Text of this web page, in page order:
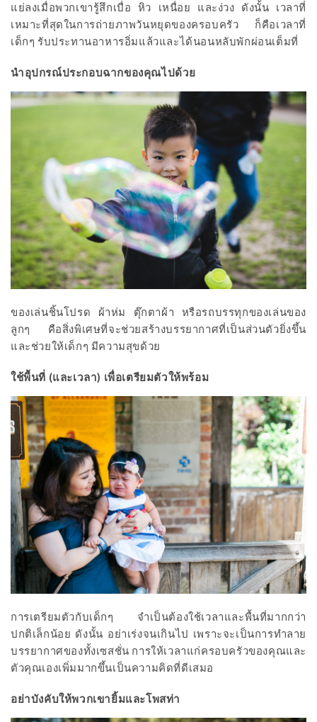
แย่ลงเมื่อพวกเขารู้สึกเบื่อ หิว เหนื่อย และง่วง ดังนั้น เวลาที่
เหมาะที่สุดในการถ่ายภาพวันหยุดของครอบครัว ก็คือเวลาที่
เด็กๆ รับประทานอาหารอิ่มแล้วและได้นอนหลับพักผ่อนเต็มที่
นำอุปกรณ์ประกอบฉากของคุณไปด้วย
ของเล่นชิ้นโปรด ผ้าห่ม ตุ๊กตาผ้า หรือรถบรรทุกของเล่นของ
ลูกๆ คือสิ่งพิเศษที่จะช่วยสร้างบรรยากาศที่เป็นส่วนตัวยิ่งขึ้น
และช่วยให้เด็กๆ มีความสุขด้วย
ใช้พื้นที่ (และเวลา) เพื่อเตรียมตัวให้พร้อม
การเตรียมตัวกับเด็กๆ จำเป็นต้องใช้เวลาและพื้นที่มากกว่า
ปกติเล็กน้อย ดังนั้น อย่าเร่งจนเกินไป เพราะจะเป็นการทำลาย
บรรยากาศของทั้งเซสชั่น การให้เวลาแก่ครอบครัวของคุณและ
ตัวคุณเองเพิ่มมากขึ้นเป็นความคิดที่ดีเสมอ
อย่าบังคับให้พวกเขายิ้มและโพสท่า